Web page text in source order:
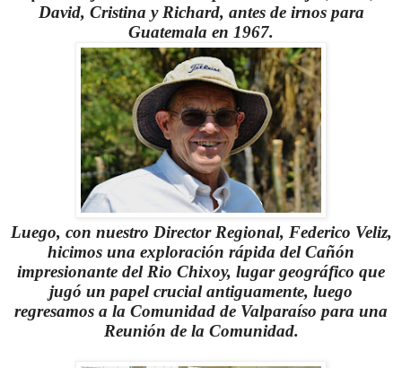
David, Cristina y Richard, antes de irnos para
Guatemala en 1967.
Luego, con nuestro Director Regional, Federico Veliz,
hicimos una exploración rápida del Cañón
impresionante del Rio Chixoy, lugar geográfico que
jugó un papel crucial antiguamente, luego
regresamos a la Comunidad de Valparaíso para una
Reunión de la Comunidad.